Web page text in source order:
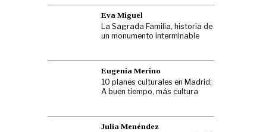
Eva Miguel
La Sagrada Familia, historia de
un monumento interminable
Eugenia Merino
10 planes culturales en Madrid:
A buen tiempo, más cultura
Julia Menéndez